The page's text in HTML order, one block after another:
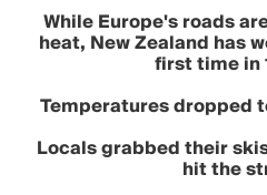
While Europe's roads
heat, New Zealand has
first time in
Temperatures dropped
Locals grabbed their
hit the